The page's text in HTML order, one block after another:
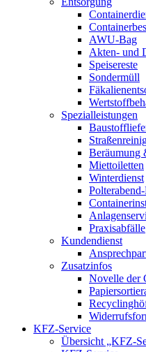
AWU-Bag
Akten- und
Speisereste
Sondermüll
Spezialleistungen
Beräumung
Miettoiletten
Winterdienst
Praxisabfälle
Kundendienst
Zusatzinfos
Novelle der
KFZ-Service
Übersicht „KFZ-